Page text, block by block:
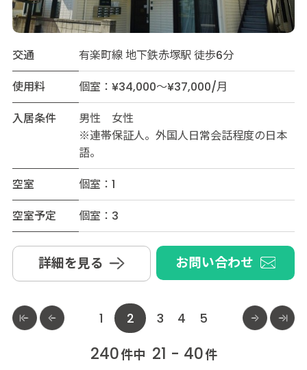
交通
有楽町線 地下鉄赤塚駅 徒歩6分
使用料
個室：¥34,000～¥37,000/月
入居条件
男性 女性
※連帯保証人。外国人日常会話程度の日本
語。
空室
個室：1
空室予定
個室：3
詳細を見る お問い合わせ
1 2 3 4 5
240件中 21 - 40件